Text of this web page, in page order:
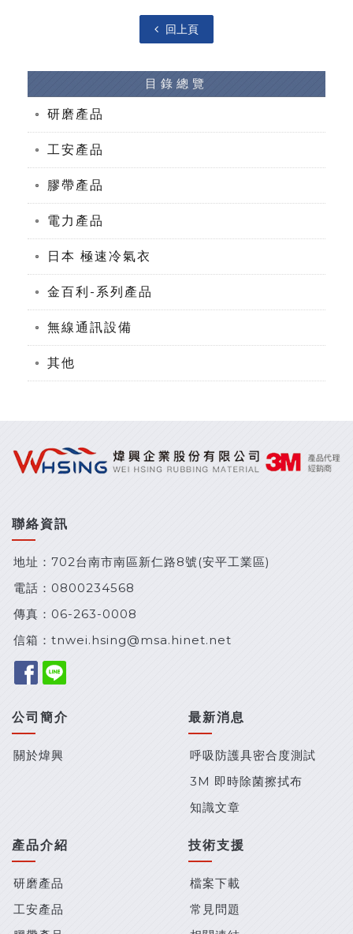
回上頁
目錄總覽
研磨產品
工安產品
膠帶產品
電力產品
日本 極速冷氣衣
金百利-系列產品
無線通訊設備
其他
聯絡資訊
地址：702台南市南區新仁路8號(安平工業區)
電話： 0800234568
傳真：06-263-0008
信箱： tnwei.hsing@msa.hinet.net
公司簡介
關於煒興
最新消息
呼吸防護具密合度測試
3M 即時除菌擦拭布
知識文章
產品介紹
研磨產品
工安產品
技術支援
檔案下載
常見問題